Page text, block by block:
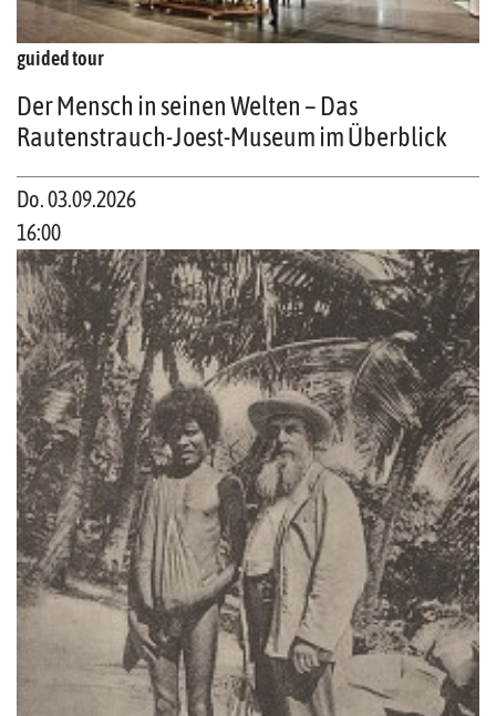
guided tour
Der Mensch in seinen Welten – Das
Rautenstrauch-Joest-Museum im Überblick
Do. 03.09.2026
16:00